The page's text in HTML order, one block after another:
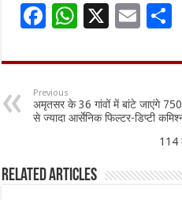
F
e
b
o
k
W
at
sA
p
X
E
ai
Previous
अमृतसर के 36 गांवों में बांटे जाएंगे
से ज्यादा आर्सेनिक फिल्टर-डिप्टी
114
Related Articles